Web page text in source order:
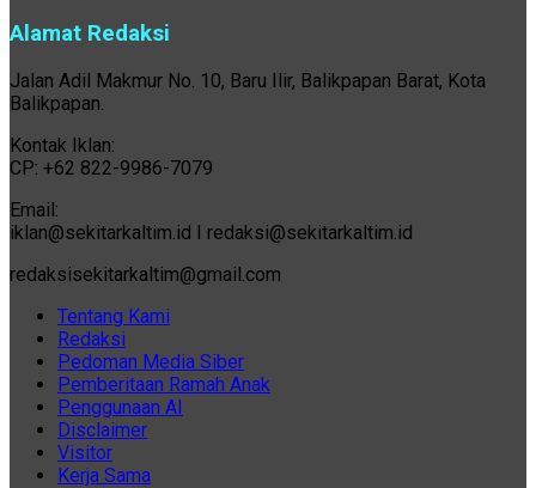
Alamat Redaksi
Jalan Adil Makmur No. 10, Baru Ilir, Balikpapan Barat, Kota
Balikpapan.
Kontak Iklan:
CP: +62 822-9986-7079
Email:
iklan@sekitarkaltim.id I redaksi@sekitarkaltim.id
redaksisekitarkaltim@gmail.com
Tentang Kami
Redaksi
Pedoman Media Siber
Pemberitaan Ramah Anak
Penggunaan AI
Disclaimer
Visitor
Kerja Sama